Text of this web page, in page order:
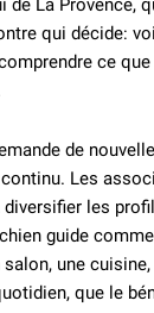
La Provence,
qui décide:
ce
de
Les
les
guide
une cuisine,
que le